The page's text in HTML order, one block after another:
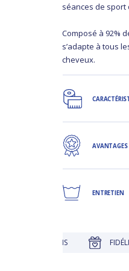
séances de
Composé à 92%
s’adapte à tous
cheveux.
AVANTAGES
ENTRETIEN
FIDÉLITÉ